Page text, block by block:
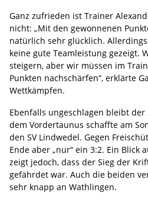
Ganz zufrieden ist Trainer
nicht: „Mit den gewonnenen
natürlich sehr glücklich.
keine gute Teamleistung gezeigt.
steigern, aber wir müssen im
Punkten nachschärfen“, erklärte
Wettkämpfen.
Ebenfalls ungeschlagen bleibt der
dem Vordertaunus schaffte am
den SV Lindwedel. Gegen
Ende aber „nur“ ein 3:2. Ein Blick
zeigt jedoch, dass der Sieg der
gefährdet war. Auch die beiden
sehr knapp an Wathlingen.